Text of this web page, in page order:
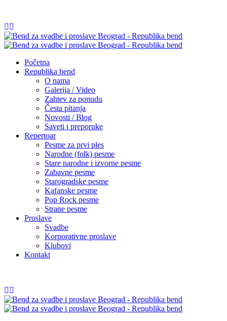
Početna
Republika bend
O nama
Galerija / Video
Zahtev za ponudu
Česta pitanja
Novosti / Blog
Saveti i preporuke
Repertoar
Pesme za prvi ples
Narodne (folk) pesme
Stare narodne i izvorne pesme
Zabavne pesme
Starogradske pesme
Kafanske pesme
Pop Rock pesme
Strane pesme
Proslave
Svadbe
Korporativne proslave
Klubovi
Kontakt